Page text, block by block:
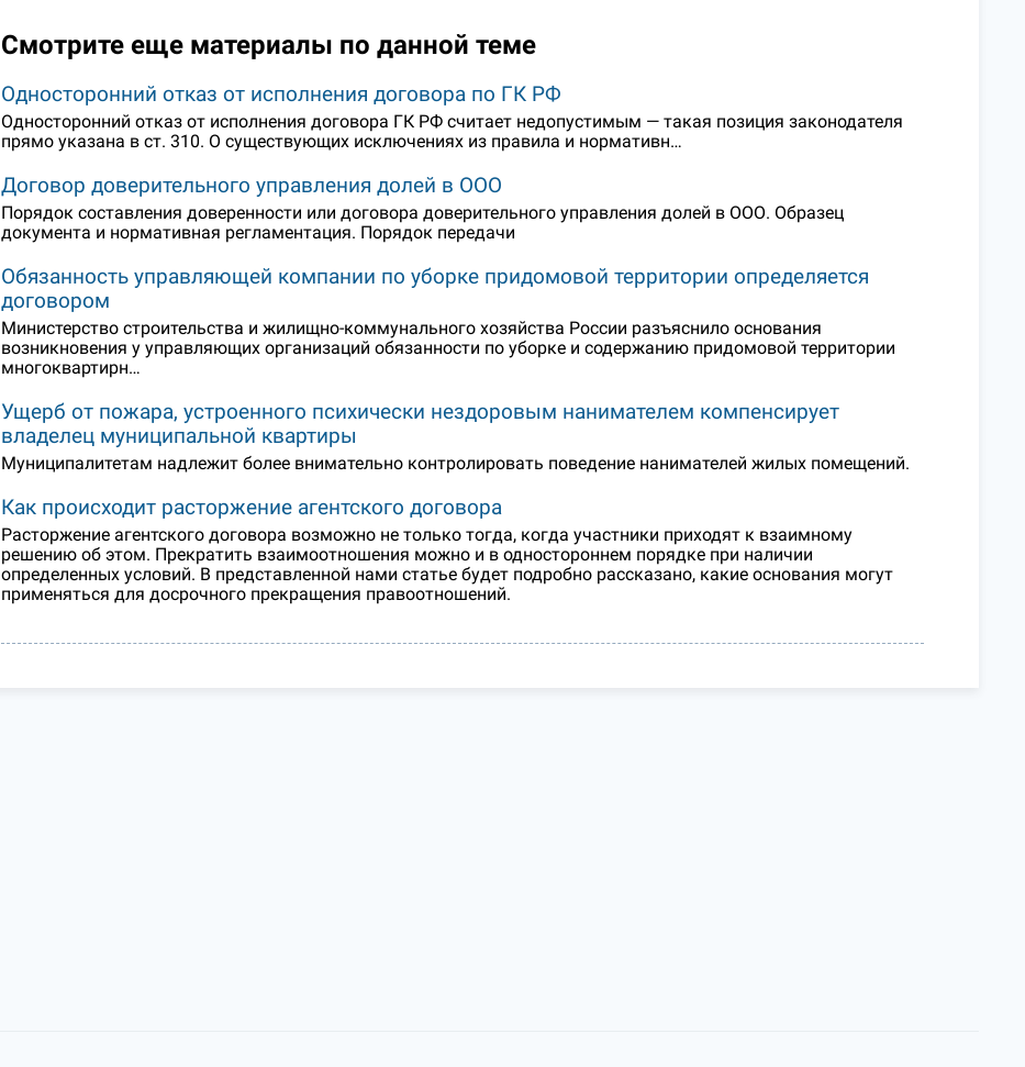
Смотрите еще материалы по данной теме
Односторонний отказ от исполнения договора по ГК РФ
Односторонний отказ от исполнения договора ГК РФ считает недопустимым — такая позиция законодателя
прямо указана в ст. 310. О существующих исключениях из правила и нормативн…
Договор доверительного управления долей в ООО
Порядок составления доверенности или договора доверительного управления долей в ООО. Образец
документа и нормативная регламентация. Порядок передачи
Обязанность управляющей компании по уборке придомовой территории определяется
договором
Министерство строительства и жилищно-коммунального хозяйства России разъяснило основания
возникновения у управляющих организаций обязанности по уборке и содержанию придомовой территории
многоквартирн…
Ущерб от пожара, устроенного психически нездоровым нанимателем компенсирует
владелец муниципальной квартиры
Муниципалитетам надлежит более внимательно контролировать поведение нанимателей жилых помещений.
Как происходит расторжение агентского договора
Расторжение агентского договора возможно не только тогда, когда участники приходят к взаимному
решению об этом. Прекратить взаимоотношения можно и в одностороннем порядке при наличии
определенных условий. В представленной нами статье будет подробно рассказано, какие основания могут
применяться для досрочного прекращения правоотношений.